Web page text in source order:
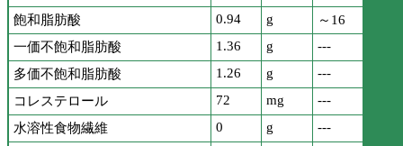
飽和脂肪酸
0.94 g
～16
一価不飽和脂肪酸
1.36 g
---
多価不飽和脂肪酸
1.26 g
---
コレステロール
72 mg
---
水溶性食物繊維
0 g
---